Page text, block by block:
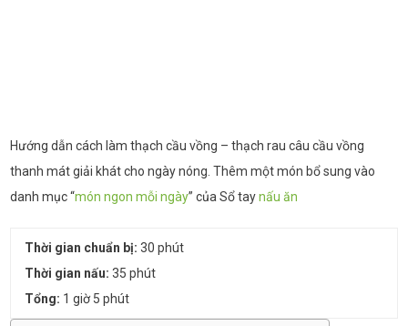
Hướng dẫn cách làm thạch cầu vồng – thạch rau câu cầu vồng
thanh mát giải khát cho ngày nóng. Thêm một món bổ sung vào
danh mục “món ngon mỗi ngày” của Sổ taynấu ăn
Thời gian chuẩn bị: 30 phút
Thời gian nấu: 35 phút
Tổng: 1 giờ 5 phút